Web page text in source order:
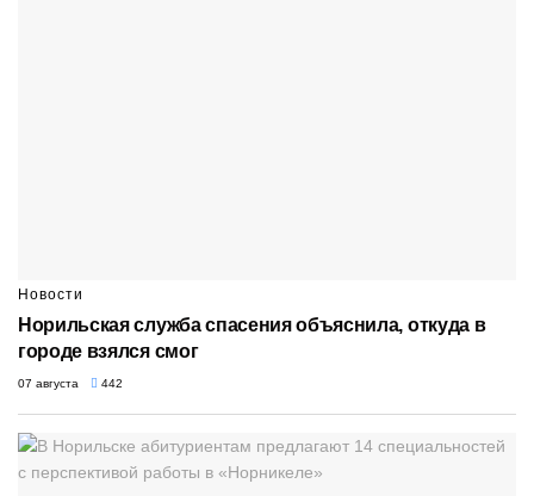
Новости
Норильская служба спасения объяснила, откуда в
городе взялся смог
07 августа 442